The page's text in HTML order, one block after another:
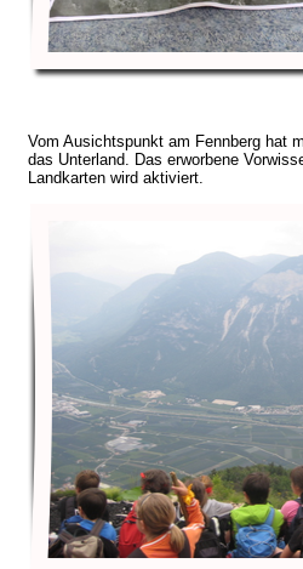
Vom Ausichtspunkt am Fennberg hat
das Unterland. Das erworbene
Landkarten wird aktiviert.